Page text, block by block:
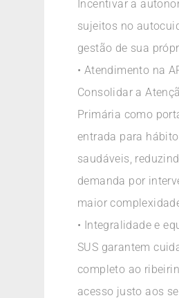
Incentivar a
sujeitos no
gestão de sua
• Atendimento na
Consolidar a
Primária como
entrada para
saudáveis,
demanda por
maior
• Integralidade e
SUS garantem
completo ao
acesso justo aos